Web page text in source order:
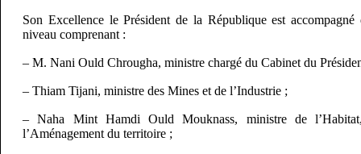
Son Excellence le Président de la République est accompagné
niveau comprenant :
– M. Nani Ould Chrougha, ministre chargé du Cabinet du
– Thiam Tijani, ministre des Mines et de l’Industrie ;
– Naha Mint Hamdi Ould Mouknass, ministre de
l’Aménagement du territoire ;